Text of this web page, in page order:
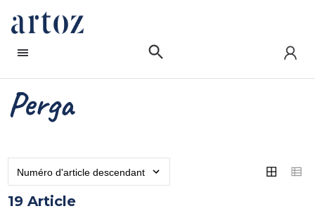
Perga
19 Article